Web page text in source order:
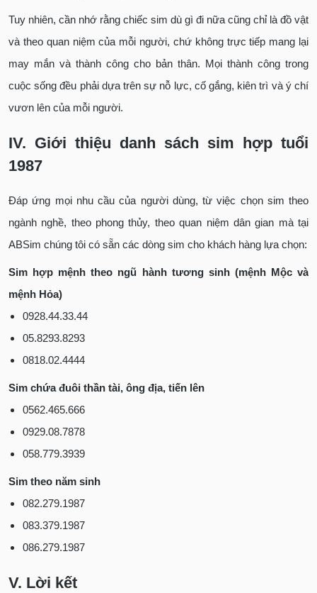
Tuy nhiên, cần nhớ rằng chiếc sim dù gì đi nữa cũng chỉ là đồ vật
và theo quan niệm của mỗi người, chứ không trực tiếp mang lại
may mắn và thành công cho bản thân. Mọi thành công trong
cuộc sống đều phải dựa trên sự nỗ lực, cố gắng, kiên trì và ý chí
vươn lên của mỗi người.
IV. Giới thiệu danh sách sim hợp tuổi
1987
Đáp ứng mọi nhu cầu của người dùng, từ việc chọn sim theo
ngành nghề, theo phong thủy, theo quan niệm dân gian mà tại
ABSim chúng tôi có sẵn các dòng sim cho khách hàng lựa chọn:
Sim hợp mệnh theo ngũ hành tương sinh (mệnh Mộc và
mệnh Hỏa)
0928.44.33.44
05.8293.8293
0818.02.4444
Sim chứa đuôi thần tài, ông địa, tiến lên
0562.465.666
0929.08.7878
058.779.3939
Sim theo năm sinh
082.279.1987
083.379.1987
086.279.1987
V. Lời kết